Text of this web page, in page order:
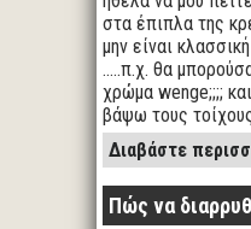
στα έπιπλα της
μην είναι
.....π.χ. θα
χρώμα wenge;;;;
βάψω τους
Διαβάστε
Πώς να